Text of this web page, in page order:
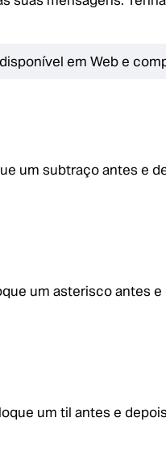
em Web e
um subtraço antes e
um asterisco antes
um til antes e